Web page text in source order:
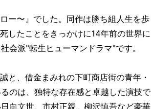
ー〜』でした。同作は勝ち組人生を歩
したことをきっかけに14年前の世界に
会派"転生ヒューマンドラマ"です。
と、借金まみれの下町商店街の青年・
のは、独特な存在感と卓越した演技で
向文世、市村正親、柳沢慎吾など豪華